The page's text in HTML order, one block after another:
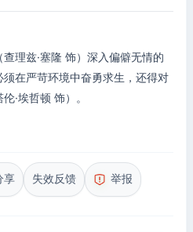
理兹·塞隆 饰）深入偏僻无情的
在严苛环境中奋勇求生，还得对
·埃哲顿 饰）。
享 失效反馈 举报